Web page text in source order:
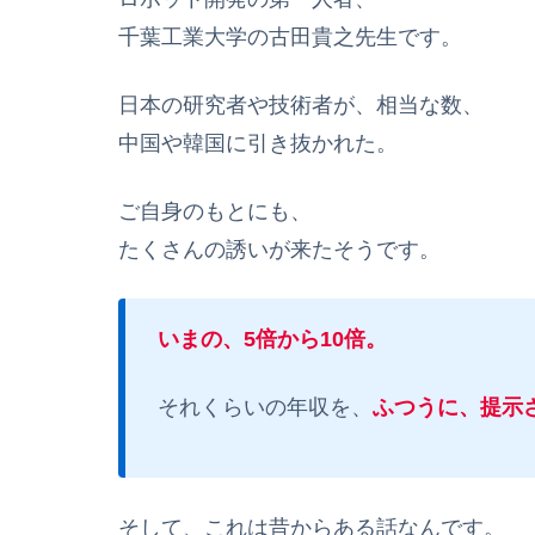
千葉工業大学の古田貴之先生です。
日本の研究者や技術者が、相当な数、
中国や韓国に引き抜かれた。
ご自身のもとにも、
たくさんの誘いが来たそうです。
いまの、5倍から10倍。
それくらいの年収を、 ふつうに、提示
そして、これは昔からある話なんです。